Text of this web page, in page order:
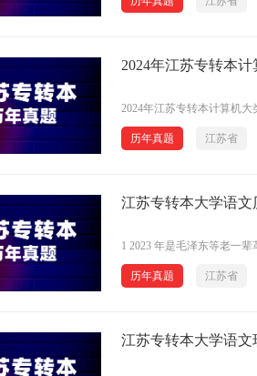
2024年江苏专转本
2024年江苏专转本计算机大
历年真题 江苏省
江苏专转本大学语文
历年真题 江苏省
江苏专转本大学语文